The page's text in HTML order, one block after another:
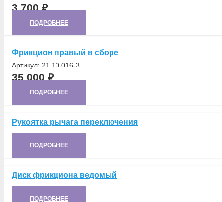
3 700₽
ПОДРОБНЕЕ
Фрикцион правый в сборе
Артикул: 21.10.016-3
35 000₽
ПОДРОБНЕЕ
Рукоятка рычага переключения
Артикул:1c6af7154e29
ПОДРОБНЕЕ
Диск фрикциона ведомый
Артикул:8.10.524
ПОДРОБНЕЕ